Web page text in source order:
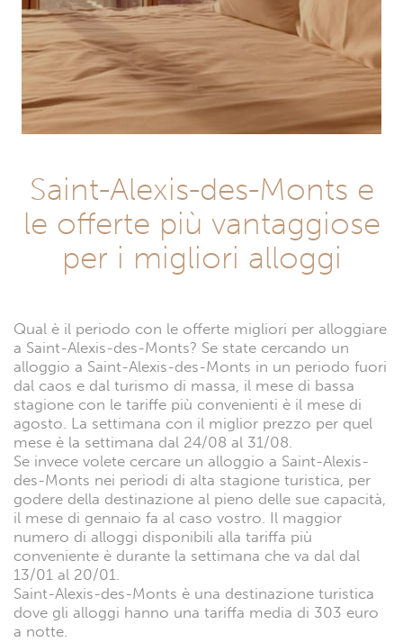
Saint-Alexis-des-Monts e
le offerte più vantaggiose
per i migliori alloggi
Qual è il periodo con le offerte migliori per alloggiare
a Saint-Alexis-des-Monts? Se state cercando un
alloggio a Saint-Alexis-des-Monts in un periodo fuori
dal caos e dal turismo di massa, il mese di bassa
stagione con le tariffe più convenienti è il mese di
agosto. La settimana con il miglior prezzo per quel
mese è la settimana dal 24/08 al 31/08.
Se invece volete cercare un alloggio a Saint-Alexis-
des-Monts nei periodi di alta stagione turistica, per
godere della destinazione al pieno delle sue capacità,
il mese di gennaio fa al caso vostro. Il maggior
numero di alloggi disponibili alla tariffa più
conveniente è durante la settimana che va dal dal
13/01 al 20/01.
Saint-Alexis-des-Monts è una destinazione turistica
dove gli alloggi hanno una tariffa media di 303 euro
a notte.